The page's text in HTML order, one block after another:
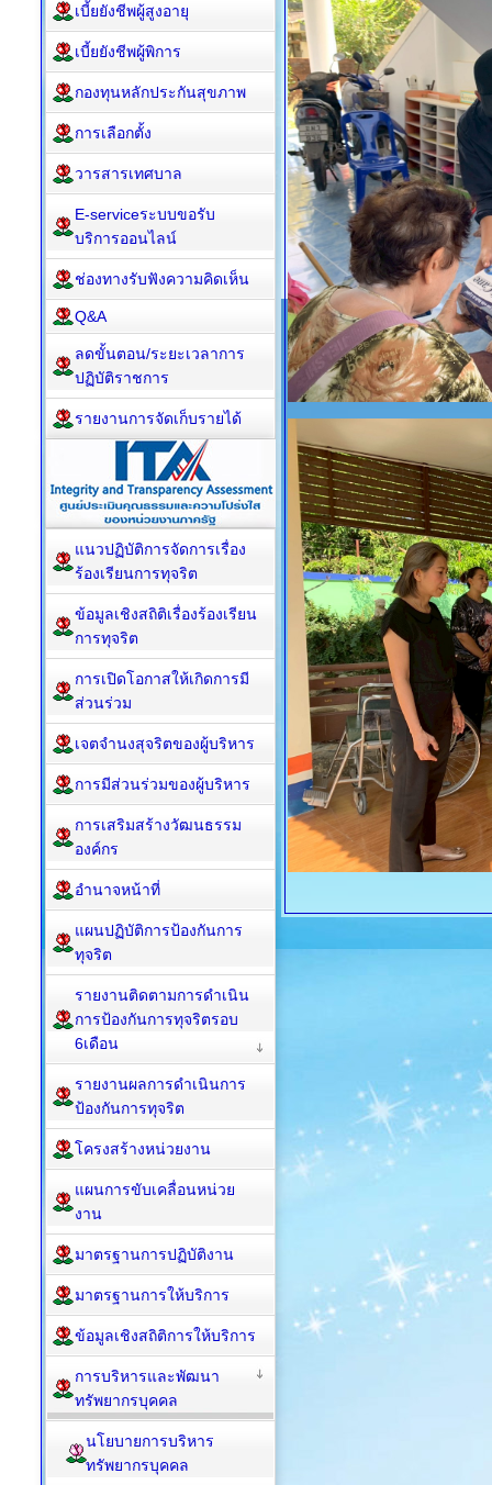
เบี้ยยังชีพผู้สูงอายุ
เบี้ยยังชีพผู้พิการ
กองทุนหลักประกันสุขภาพ
การเลือกตั้ง
วารสารเทศบาล
E-serviceระบบขอรับ
บริการออนไลน์
ช่องทางรับฟังความคิดเห็น
Q&A
ลดขั้นตอน/ระยะเวลาการ
ปฏิบัติราชการ
รายงานการจัดเก็บรายได้
แนวปฏิบัติการจัดการเรื่อง
ร้องเรียนการทุจริต
ข้อมูลเชิงสถิติเรื่องร้องเรียน
การทุจริต
การเปิดโอกาสให้เกิดการมี
ส่วนร่วม
เจตจำนงสุจริตของผู้บริหาร
การมีส่วนร่วมของผู้บริหาร
การเสริมสร้างวัฒนธรรม
องค์กร
อำนาจหน้าที่
แผนปฏิบัติการป้องกันการ
ทุจริต
รายงานติดตามการดำเนิน
การป้องกันการทุจริตรอบ
6เดือน
รายงานผลการดำเนินการ
ป้องกันการทุจริต
โครงสร้างหน่วยงาน
แผนการขับเคลื่อนหน่วย
งาน
มาตรฐานการปฏิบัติงาน
มาตรฐานการให้บริการ
ข้อมูลเชิงสถิติการให้บริการ
การบริหารและพัฒนา
ทรัพยากรบุคคล
นโยบายการบริหาร
ทรัพยากรบุคคล